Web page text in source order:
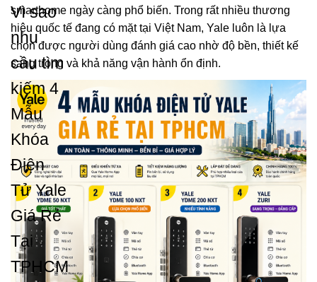
Vì sao
nhu
cầu tìm
kiếm 4
Mẫu
Khóa
Điện
Tử Yale
Giá Rẻ
Tại
TPHCM
smarthome ngày càng phổ biến. Trong rất nhiều thương
hiệu quốc tế đang có mặt tại Việt Nam, Yale luôn là lựa
chọn được người dùng đánh giá cao nhờ độ bền, thiết kế
sang trọng và khả năng vận hành ổn định.